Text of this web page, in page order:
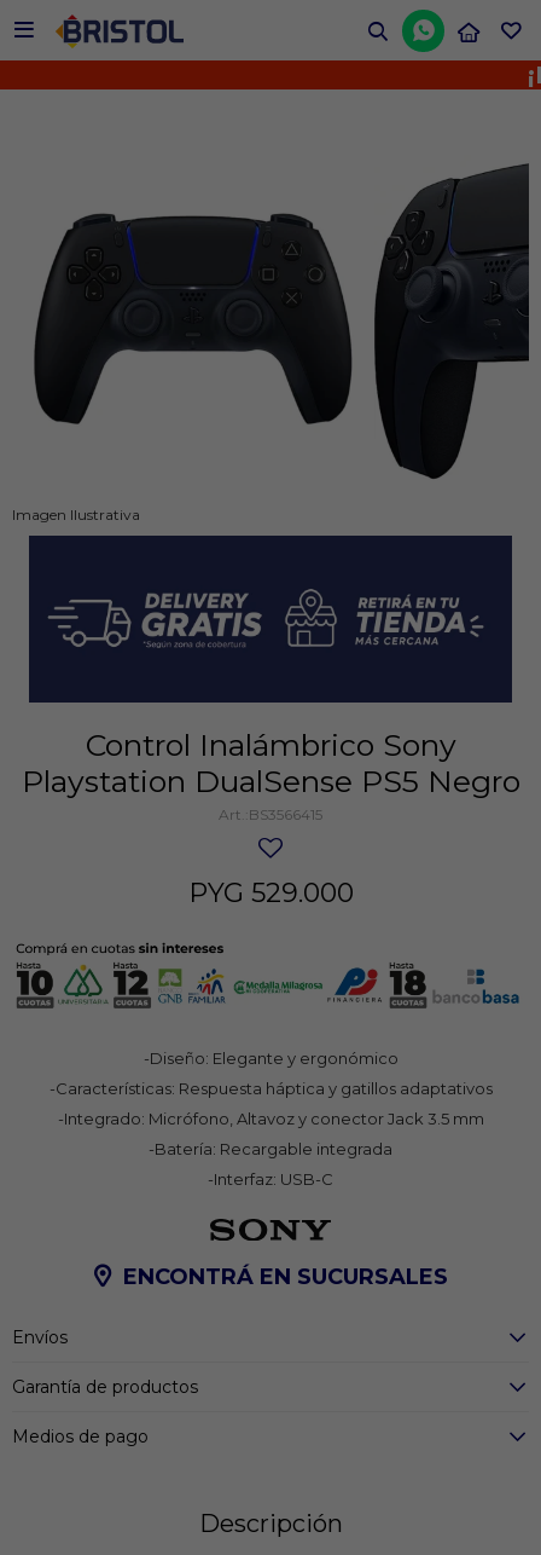


Imagen Ilustrativa
Control Inalámbrico Sony
Playstation DualSense PS5 Negro
BS3566415
PYG 529.000
-Diseño: Elegante y ergonómico
-Características: Respuesta háptica y gatillos adaptativos
-Integrado: Micrófono, Altavoz y conector Jack 3.5 mm
-Batería: Recargable integrada
-Interfaz: USB-C
ENCONTRÁ EN SUCURSALES
Envíos
Garantía de productos
Medios de pago
Descripción